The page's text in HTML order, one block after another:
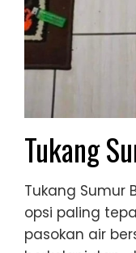
Tukang
Tukang Sumur
opsi paling
pasokan air